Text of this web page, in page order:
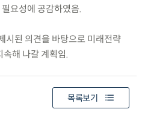
요성에 공감하였음.
시된 의견을 바탕으로 미래전략
해 나갈 계획임.
목록보기